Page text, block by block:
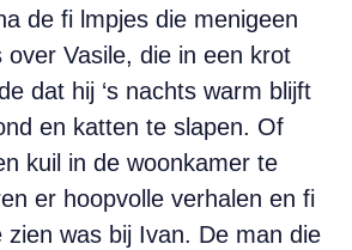
de fi lmpjes die menigeen
over Vasile, die in een krot
dat hij ‘s nachts warm blijft
en katten te slapen. Of
kuil in de woonkamer te
er hoopvolle verhalen en fi
zien was bij Ivan. De man die